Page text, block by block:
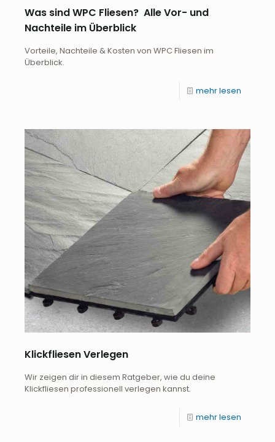
Was sind WPC Fliesen? Alle Vor- und
Nachteile im Überblick
Vorteile, Nachteile & Kosten von WPC Fliesen im
Überblick.
mehr lesen
Klickfliesen Verlegen
Wir zeigen dir in diesem Ratgeber, wie du deine
Klickfliesen professionell verlegen kannst.
mehr lesen